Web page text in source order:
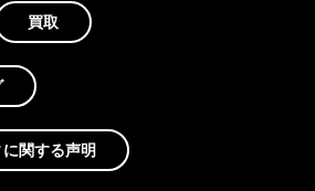
買取
関する声明